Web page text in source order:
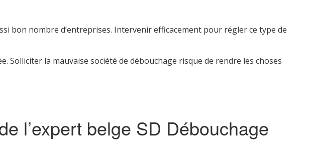
bon nombre d’entreprises. Intervenir efficacement pour régler ce type de
Solliciter la mauvaise société de débouchage risque de rendre les choses
l’expert belge SD Débouchage